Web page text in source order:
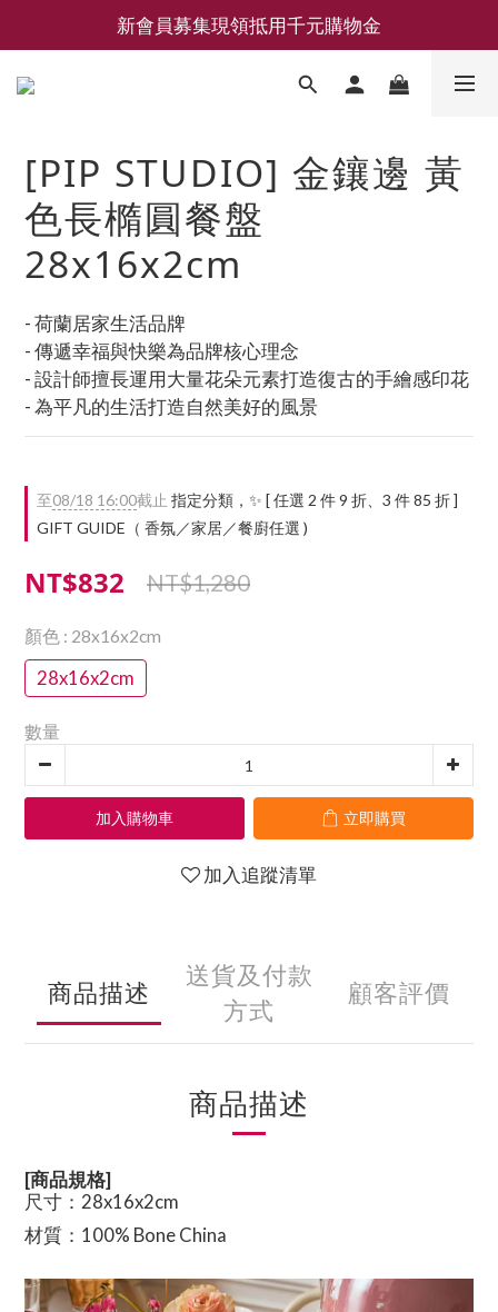
新會員募集現領抵用千元購物金
新會員募集現領抵用千元購物金
LEMAIRE 經典可頌包 NEW ARRIVAL
新會員募集現領抵用千元購物金
[PIP STUDIO] 金鑲邊 黃
色長橢圓餐盤
28x16x2cm
- 荷蘭居家生活品牌
- 傳遞幸福與快樂為品牌核心理念
- 設計師擅長運用大量花朵元素打造復古的手繪感印花
- 為平凡的生活打造自然美好的風景
至08/18 16:00截止 指定分類，✨ [ 任選 2 件 9 折、3 件 85 折 ]
GIFT GUIDE（ 香氛／家居／餐廚任選 )
NT$832 NT$1,280
顏色 : 28x16x2cm
28x16x2cm
數量
加入購物車 立即購買
加入追蹤清單
商品描述
送貨及付款
方式
顧客評價
商品描述
[商品規格]
尺寸 ：28x16x2cm
材質： 100% Bone China